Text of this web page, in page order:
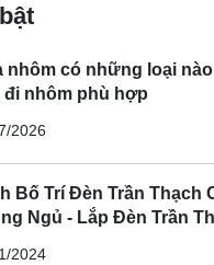
nhôm có những loại
nhôm phù hợp
2026
Bố Trí Đèn Trần Thạch
Ngủ - Lắp Đèn Trần
2024